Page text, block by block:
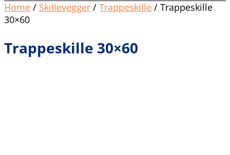
Home / Skillevegger / Trappeskille / Trappeskille
30×60
Trappeskille 30×60